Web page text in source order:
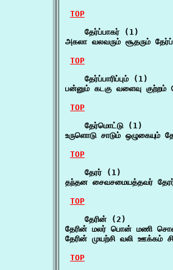
TOP
    தேர்ப்பாகர் (1)
அகலா வலவரும் சூதரும்
TOP
    தேர்ப்பாரிப்பும் (1)
பன்னும் கடகு வளைவு குற்றம்
TOP
    தேர்மொட்டு (1)
உருளொடு சாடும் ஒழுகையும்
TOP
    தேரர் (1)
தந்தன சைவசமையத்தவர்
TOP
    தேரின் (2)
தேரின் மலர் பொன் மணி
தேரின் முயற்சி வலி
TOP